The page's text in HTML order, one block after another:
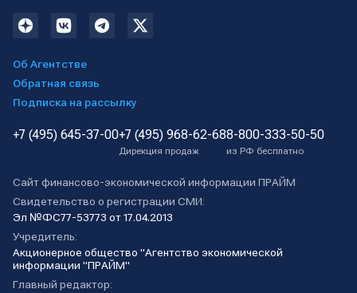
Об Агентстве
Обратная связь
Подписка на рассылку
+7 (495) 645-37-00+7 (495) 968-62-68
Дирекция продаж
8-800-333-50-50
из РФ бесплатно
Сайт финансово-экономической информации ПРАЙМ
Свидетельство о регистрации СМИ:
Эл №ФС77-53773 от 17.04.2013
Учредитель:
Акционерное общество "Агентство экономической
информации "ПРАЙМ"
Главный редактор: